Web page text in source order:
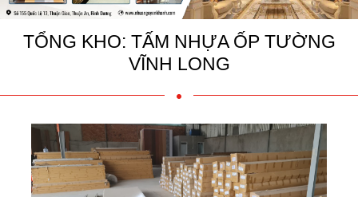
TỔNG KHO: TẤM NHỰA ỐP TƯỜNG
VĨNH LONG